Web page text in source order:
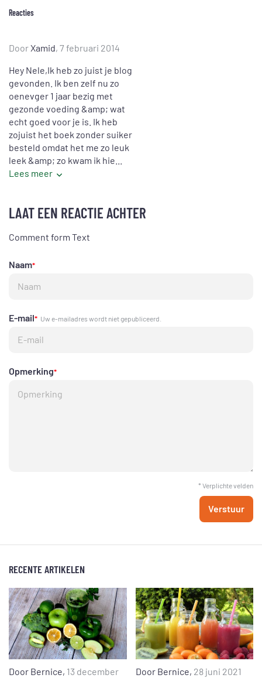
Reacties
DoorXamid, 7 februari 2014
Hey Nele,Ik heb zo juist je blog
gevonden. Ik ben zelf nu zo
oenevger 1 jaar bezig met
gezonde voeding &amp; wat
echt goed voor je is. Ik heb
zojuist het boek zonder suiker
besteld omdat het me zo leuk
leek &amp; zo kwam ik hie...
Lees meer
LAAT EEN REACTIE ACHTER
Comment form Text
Naam*
E-mail* Uw e-mailadres wordt niet gepubliceerd.
Opmerking*
* Verplichte velden
Verstuur
RECENTE ARTIKELEN
Door Bernice, 13 december
Door Bernice, 28 juni 2021